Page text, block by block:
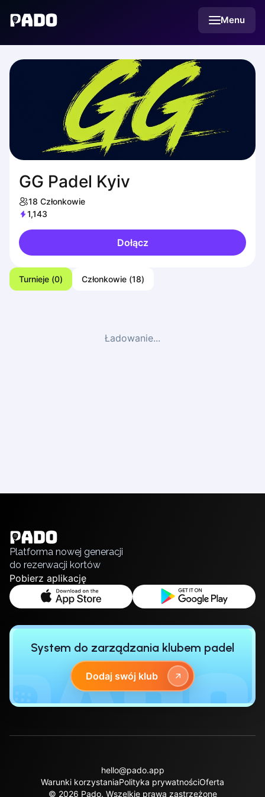
Menu
Українська
GG Padel Kyiv
18 Członkowie
1,143
Dołącz
Turnieje (0) Członkowie (18)
Ładowanie...
Polski
Русский
Platforma nowej generacji
do rezerwacji kortów
Pobierz aplikację
System do zarządzania klubem padel
Dodaj swój klub
© 2026 Pado. Wszelkie prawa zastrzeżone
hello@pado.app
Warunki korzystaniaPolityka prywatnościOferta